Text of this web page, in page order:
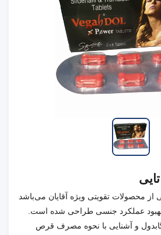
۶ تایی یکی از محصولات تقویتی ویژه آقایان می‌باشد
عملکرد جنسی طراحی شده است.
و آشنایی با نحوه مصرف قرص